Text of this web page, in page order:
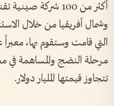
أكثر من 100
وشمال أفريقيا من خلال
التي قامت وستقوم بها،
مرحلة النضج والمساهمة في
تتجاوز قيمتها المليار دولار.